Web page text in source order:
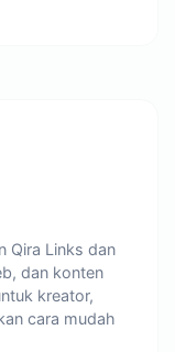
Qira Links dan
dan konten
kreator,
cara mudah